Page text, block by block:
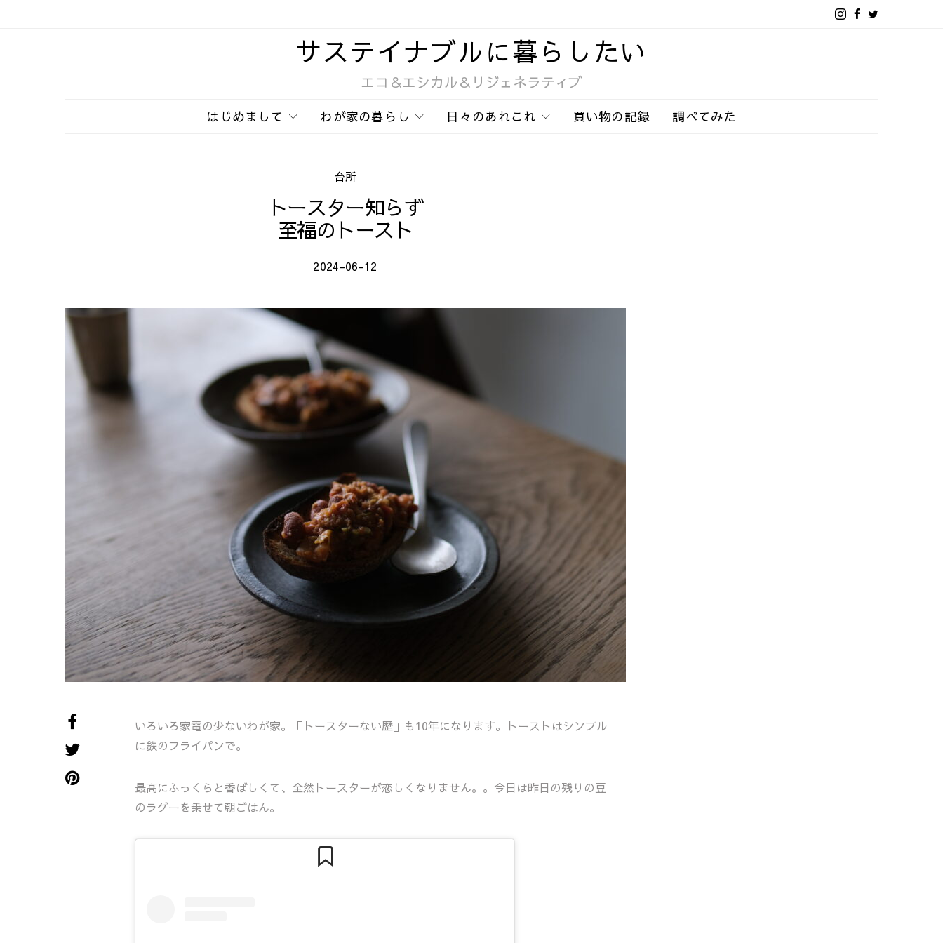
サステイナブルに暮らしたい
エコ＆エシカル＆リジェネラティブ
はじめまして わが家の暮らし 日々のあれこれ 買い物の記録 調べてみた
台所
トースター知らず
至福のトースト
2024-06-12
いろいろ家電の少ないわが家。「トースターない歴」も10年になります。トーストはシンプル
に鉄のフライパンで。
最高にふっくらと香ばしくて、全然トースターが恋しくなりません。。今日は昨日の残りの豆
のラグーを乗せて朝ごはん。